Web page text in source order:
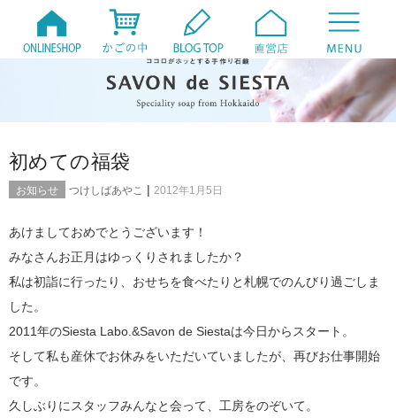
初めての福袋
お知らせ つけしばあやこ | 2012年1月5日
あけましておめでとうございます！
みなさんお正月はゆっくりされましたか？
私は初詣に行ったり、おせちを食べたりと札幌でのんびり過ごしま
した。
2011年のSiesta Labo.&Savon de Siestaは今日からスタート。
そして私も産休でお休みをいただいていましたが、再びお仕事開始
です。
久しぶりにスタッフみんなと会って、工房をのぞいて。